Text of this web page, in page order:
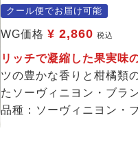
クール便でお届け可能
WG価格 ¥ 2,860 税込
リッチで凝縮した果実味
ツの豊かな香りと柑橘類
たソーヴィニヨン・ブラン
品種：ソーヴィニヨン・